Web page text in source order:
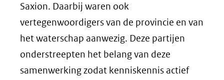
Saxion. Daarbij waren ook
vertegenwoordigers van de provincie en van
het waterschap aanwezig. Deze partijen
onderstreepten het belang van deze
samenwerking zodat kenniskennis actief